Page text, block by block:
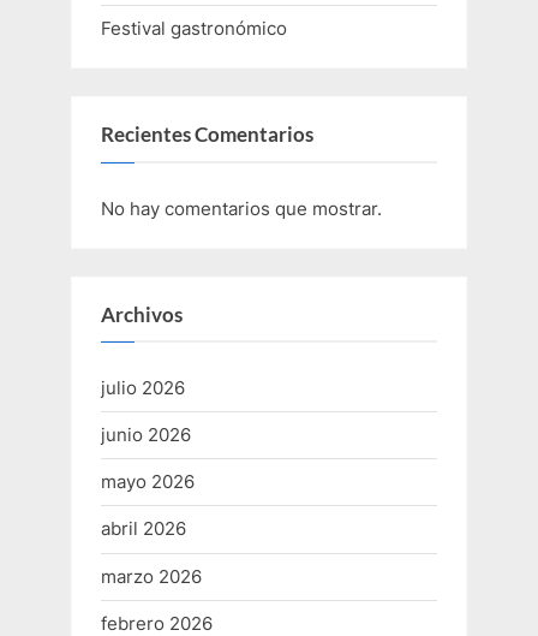
Festival gastronómico
Recientes Comentarios
No hay comentarios que mostrar.
Archivos
julio 2026
junio 2026
mayo 2026
abril 2026
marzo 2026
febrero 2026